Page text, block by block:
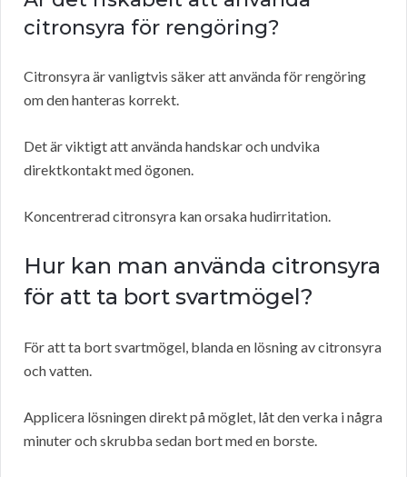
citronsyra för rengöring?
Citronsyra är vanligtvis säker att använda för rengöring
om den hanteras korrekt.
Det är viktigt att använda handskar och undvika
direktkontakt med ögonen.
Koncentrerad citronsyra kan orsaka hudirritation.
Hur kan man använda citronsyra
för att ta bort svartmögel?
För att ta bort svartmögel, blanda en lösning av citronsyra
och vatten.
Applicera lösningen direkt på möglet, låt den verka i några
minuter och skrubba sedan bort med en borste.